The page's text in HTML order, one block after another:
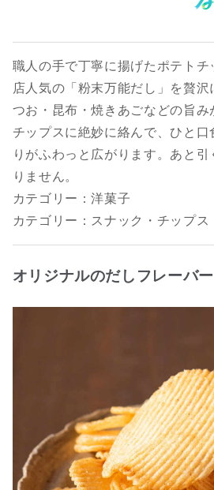
職人の手で丁寧に揚げたポテトチ
店人気の「粉末万能だし」を贅
つお・昆布・焼きあごなどの旨み
チップスに絶妙に絡んで、ひと口
りがふわっと広がります。あと引
りません。
カテゴリー：洋菓子
カテゴリー：スナック・チップス
オリジナルのだしフレーバー